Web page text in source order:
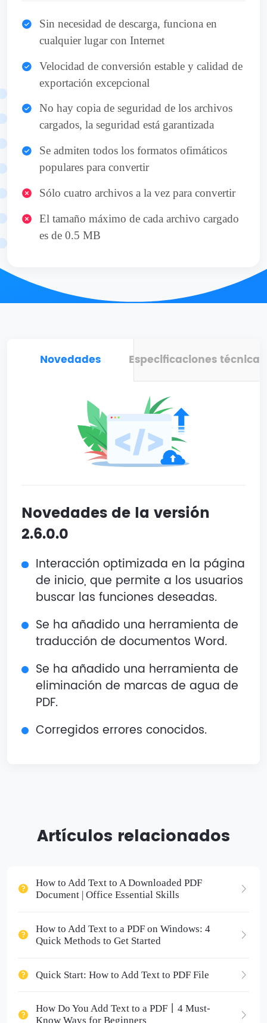
Sin necesidad de descarga, funciona en
cualquier lugar con Internet
Velocidad de conversión estable y calidad de
exportación excepcional
No hay copia de seguridad de los archivos
cargados, la seguridad está garantizada
Se admiten todos los formatos ofimáticos
populares para convertir
Sólo cuatro archivos a la vez para convertir
El tamaño máximo de cada archivo cargado
es de 0.5 MB
Novedades Especificaciones técnicas
Novedades de la versión
2.6.0.0
Interacción optimizada en la página
de inicio, que permite a los usuarios
buscar las funciones deseadas.
Se ha añadido una herramienta de
traducción de documentos Word.
Se ha añadido una herramienta de
eliminación de marcas de agua de
PDF.
Corregidos errores conocidos.
Artículos relacionados
How to Add Text to A Downloaded PDF
Document | Office Essential Skills
How to Add Text to a PDF on Windows: 4
Quick Methods to Get Started
Quick Start: How to Add Text to PDF File
How Do You Add Text to a PDF丨4 Must-
Know Ways for Beginners